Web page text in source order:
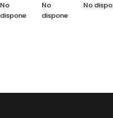
No
dispone
No
dispone
No